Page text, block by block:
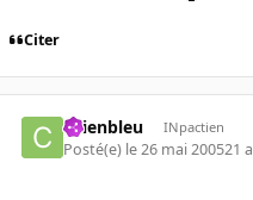
Citer
chienbleu INpactien
Posté(e) le 26 mai 200521 a